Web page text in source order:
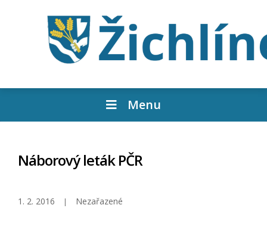
Menu
Náborový leták PČR
1. 2. 2016 Nezařazené